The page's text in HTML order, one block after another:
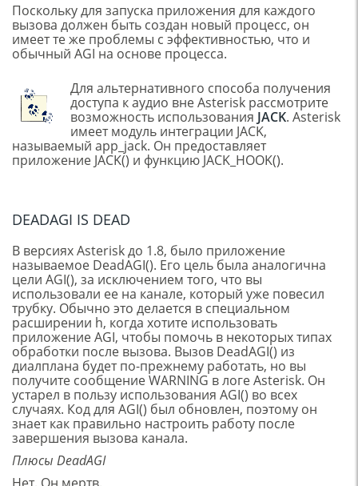
Поскольку для запуска приложения для каждого
вызова должен быть создан новый процесс, он
имеет те же проблемы с эффективностью, что и
обычный AGI на основе процесса.
Для альтернативного способа получения
доступа к аудио вне Asterisk рассмотрите
возможность использования JACK. Asterisk
имеет модуль интеграции JACK,
называемый app_jack. Он предоставляет
приложение JACK() и функцию JACK_HOOK().
DEADAGI IS DEAD
В версиях Asterisk до 1.8, было приложение
называемое DeadAGI(). Его цель была аналогична
цели AGI(), за исключением того, что вы
использовали ее на канале, который уже повесил
трубку. Обычно это делается в специальном
расширении h, когда хотите использовать
приложение AGI, чтобы помочь в некоторых типах
обработки после вызова. Вызов DeadAGI() из
диалплана будет по-прежнему работать, но вы
получите сообщение WARNING в логе Asterisk. Он
устарел в пользу использования AGI() во всех
случаях. Код для AGI() был обновлен, поэтому он
знает как правильно настроить работу после
завершения вызова канала.
Плюсы DeadAGI